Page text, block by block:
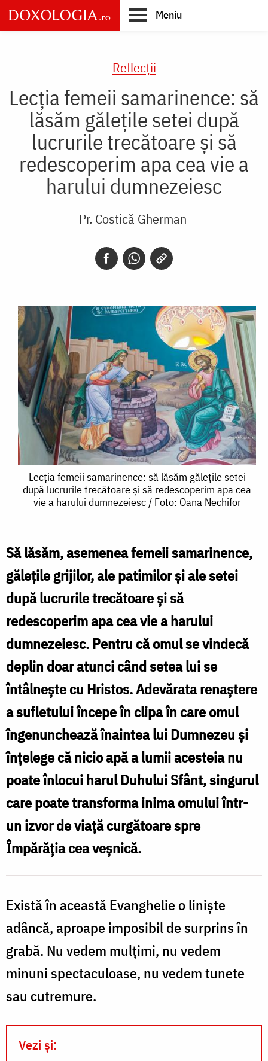
Skip
to
main
Meniu
Reflecții
Lecția femeii samarinence: să
lăsăm gălețile setei după
lucrurile trecătoare și să
redescoperim apa cea vie a
harului dumnezeiesc
Pr. Costică Gherman
Lecția
femeii
lăsăm
gălețile
setei
după
lucrurile
trecătoare
și
să
redescoperim
apa
cea
vie
a
harului
dumnezeiesc
/
Oana
Nechifor
Lecția femeii samarinence: să lăsăm gălețile setei
după lucrurile trecătoare și să redescoperim apa cea
vie a harului dumnezeiesc / Foto: Oana Nechifor
Să lăsăm, asemenea femeii samarinence,
gălețile grijilor, ale patimilor și ale setei
după lucrurile trecătoare și să
redescoperim apa cea vie a harului
dumnezeiesc. Pentru că omul se vindecă
deplin doar atunci când setea lui se
întâlnește cu Hristos. Adevărata renaștere
a sufletului începe în clipa în care omul
îngenunchează înaintea lui Dumnezeu și
înțelege că nicio apă a lumii acesteia nu
poate înlocui harul Duhului Sfânt, singurul
care poate transforma inima omului într-
un izvor de viață curgătoare spre
Împărăția cea veșnică.
Există în această Evanghelie o liniște
adâncă, aproape imposibil de surprins în
grabă. Nu vedem mulțimi, nu vedem
minuni spectaculoase, nu vedem tunete
sau cutremure.
Vezi și: